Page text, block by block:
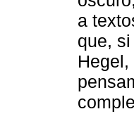
a
que,